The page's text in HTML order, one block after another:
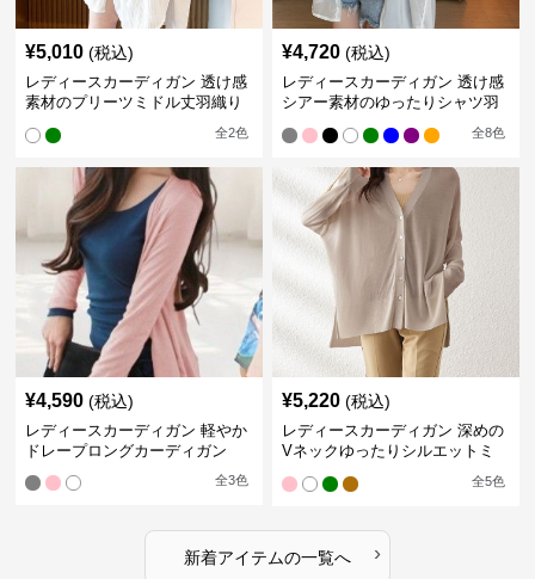
¥5,010 (税込)
レディースカーディガン 透け感
素材のプリーツミドル丈羽織り
全2色
¥4,720 (税込)
レディースカーディガン 透け感
シアー素材のゆったりシャツ羽
全8色
¥4,590 (税込)
レディースカーディガン 軽やか
ドレープロングカーディガン
全3色
¥5,220 (税込)
レディースカーディガン 深めの
Vネックゆったりシルエットミ
全5色
新着アイテムの一覧へ ›